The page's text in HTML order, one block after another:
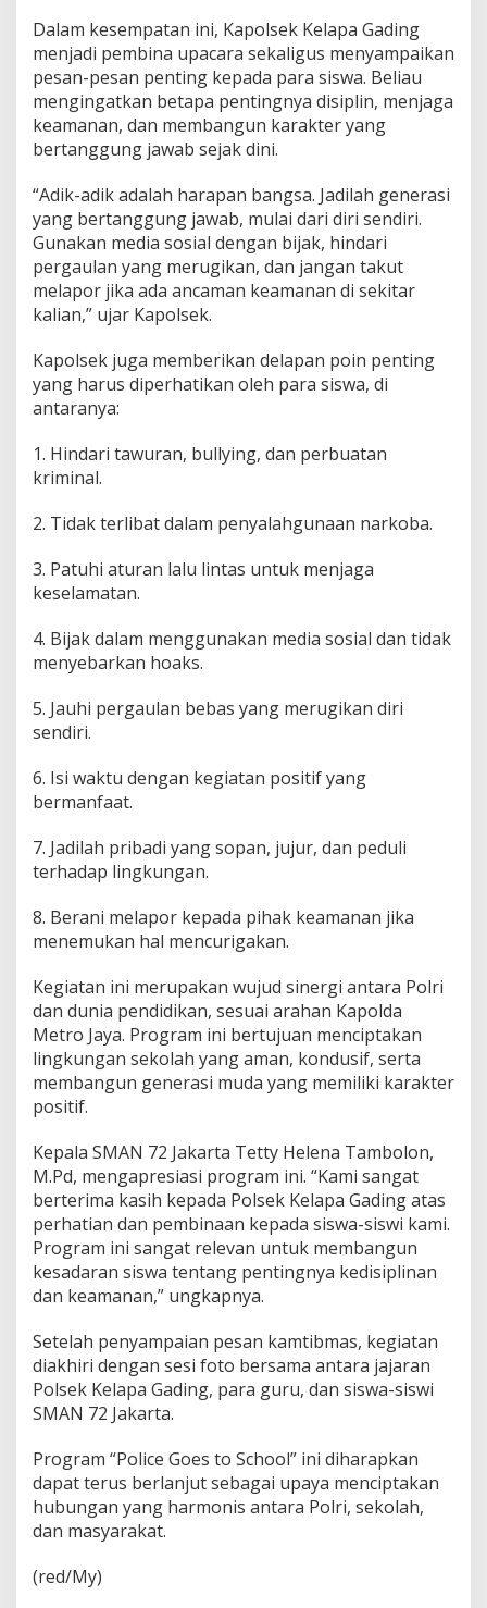
a
k
a
r
t
Dalam kesempatan ini, Kapolsek Kelapa Gading
menjadi pembina upacara sekaligus menyampaikan
pesan-pesan penting kepada para siswa. Beliau
mengingatkan betapa pentingnya disiplin, menjaga
keamanan, dan membangun karakter yang
bertanggung jawab sejak dini.
“Adik-adik adalah harapan bangsa. Jadilah generasi
yang bertanggung jawab, mulai dari diri sendiri.
Gunakan media sosial dengan bijak, hindari
pergaulan yang merugikan, dan jangan takut
melapor jika ada ancaman keamanan di sekitar
kalian,” ujar Kapolsek.
Kapolsek juga memberikan delapan poin penting
yang harus diperhatikan oleh para siswa, di
antaranya:
1. Hindari tawuran, bullying, dan perbuatan
kriminal.
2. Tidak terlibat dalam penyalahgunaan narkoba.
3. Patuhi aturan lalu lintas untuk menjaga
keselamatan.
4. Bijak dalam menggunakan media sosial dan tidak
menyebarkan hoaks.
5. Jauhi pergaulan bebas yang merugikan diri
sendiri.
6. Isi waktu dengan kegiatan positif yang
bermanfaat.
7. Jadilah pribadi yang sopan, jujur, dan peduli
terhadap lingkungan.
8. Berani melapor kepada pihak keamanan jika
menemukan hal mencurigakan.
Kegiatan ini merupakan wujud sinergi antara Polri
dan dunia pendidikan, sesuai arahan Kapolda
Metro Jaya. Program ini bertujuan menciptakan
lingkungan sekolah yang aman, kondusif, serta
membangun generasi muda yang memiliki karakter
positif.
Kepala SMAN 72 Jakarta Tetty Helena Tambolon,
M.Pd, mengapresiasi program ini. “Kami sangat
berterima kasih kepada Polsek Kelapa Gading atas
perhatian dan pembinaan kepada siswa-siswi kami.
Program ini sangat relevan untuk membangun
kesadaran siswa tentang pentingnya kedisiplinan
dan keamanan,” ungkapnya.
Setelah penyampaian pesan kamtibmas, kegiatan
diakhiri dengan sesi foto bersama antara jajaran
Polsek Kelapa Gading, para guru, dan siswa-siswi
SMAN 72 Jakarta.
Program “Police Goes to School” ini diharapkan
dapat terus berlanjut sebagai upaya menciptakan
hubungan yang harmonis antara Polri, sekolah,
dan masyarakat.
(red/My)